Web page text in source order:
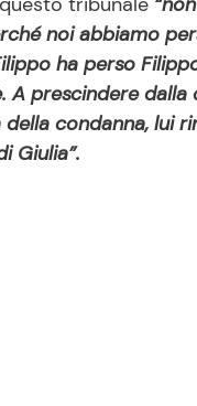
noi abbiamo
ha perso
A prescindere dalla
condanna, lui
Giulia”.